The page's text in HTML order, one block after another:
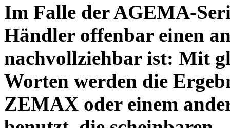
Im Falle der AGEMA-
Händler offenbar einen
nachvollziehbar ist: Mit
Worten werden die
ZEMAX oder einem